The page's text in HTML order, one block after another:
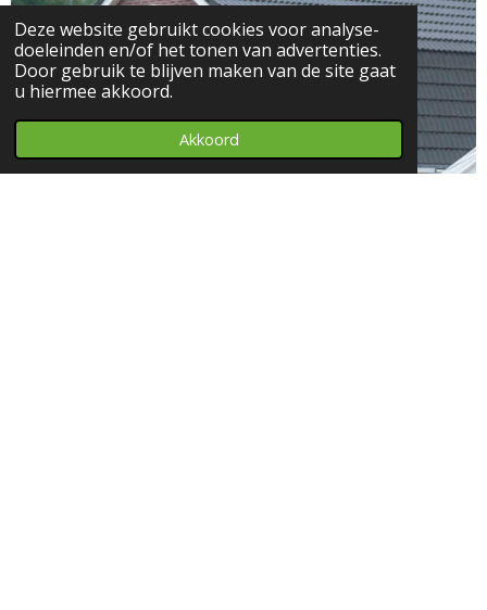
Deze website gebruikt cookies voor analyse-
doeleinden en/of het tonen van advertenties.
Door gebruik te blijven maken van de site gaat
u hiermee akkoord.
Akkoord